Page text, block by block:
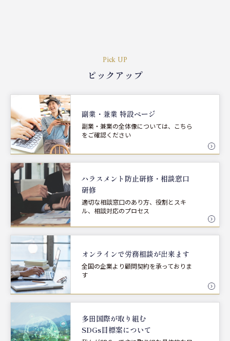
Pick UP
ピックアップ
副業・兼業 特設ページ
副業・兼業の全体像については、こちら
をご確認ください
ハラスメント防止研修・ 相談窓口
研修
適切な相談窓口のあり方、役割とスキ
ル、相談対応のプロセス
オンラインで労務相談が出来ます
全国の企業より顧問契約を承っておりま
す
多田国際が取り組む
SDGs目標案について